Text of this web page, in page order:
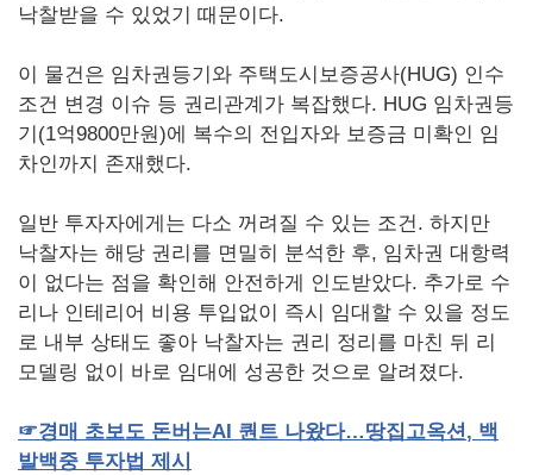
낙찰받을 수 있었기 때문이다.
이 물건은 임차권등기와 주택도시보증공사(HUG) 인수
조건 변경 이슈 등 권리관계가 복잡했다. HUG 임차권등
기(1억9800만원)에 복수의 전입자와 보증금 미확인 임
차인까지 존재했다.
일반 투자자에게는 다소 꺼려질 수 있는 조건. 하지만
낙찰자는 해당 권리를 면밀히 분석한 후, 임차권 대항력
이 없다는 점을 확인해 안전하게 인도받았다. 추가로 수
리나 인테리어 비용 투입없이 즉시 임대할 수 있을 정도
로 내부 상태도 좋아 낙찰자는 권리 정리를 마친 뒤 리
모델링 없이 바로 임대에 성공한 것으로 알려졌다.
☞경매 초보도 돈버는AI 퀀트 나왔다…땅집고옥션, 백
발백중 투자법 제시